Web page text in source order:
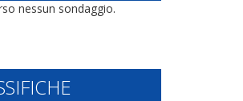
nessun sondaggio.